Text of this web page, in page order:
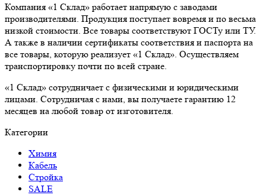
Компания «1 Склад» работает напрямую с заводами
производителями. Продукция поступает вовремя и по весьма
низкой стоимости. Все товары соответствуют ГОСТу или ТУ.
А также в наличии сертификаты соответствия и паспорта на
все товары, которую реализует «1 Склад». Осуществляем
транспортировку почти по всей стране.
«1 Склад» сотрудничает с физическими и юридическими
лицами. Сотрудничая с нами, вы получаете гарантию 12
месяцев на любой товар от изготовителя.
Категории
Химия
Кабель
Стройка
SALE